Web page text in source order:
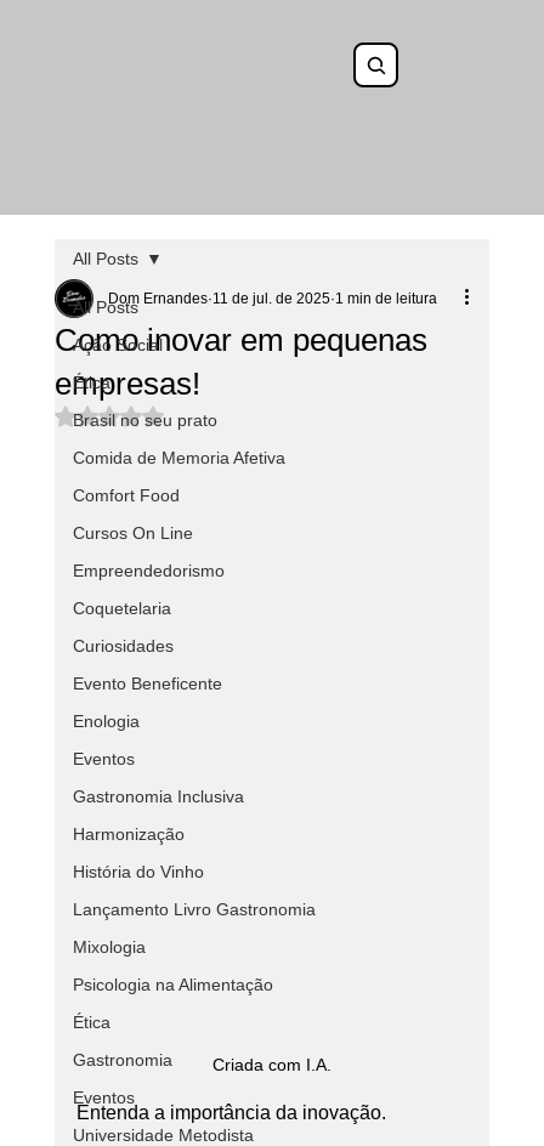
All Posts
Ação Social
Ética
Brasil no seu prato
Comida de Memoria Afetiva
Comfort Food
Cursos On Line
Empreendedorismo
Coquetelaria
Curiosidades
Evento Beneficente
Enologia
Eventos
Gastronomia Inclusiva
Harmonização
História do Vinho
Lançamento Livro Gastronomia
Mixologia
Psicologia na Alimentação
Ética
Gastronomia
Eventos
Universidade Metodista
All Posts
Como inovar em pequenas
empresas!
Dom Ernandes 11 de jul. de 2025 1 min de leitura
Avaliado com NaN de 5 estrelas.
Criada com I.A.
Entenda a importância da inovação.